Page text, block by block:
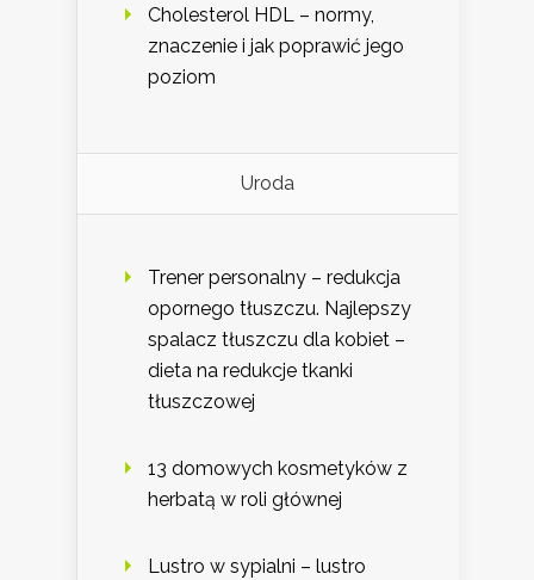
Cholesterol HDL – normy,
znaczenie i jak poprawić jego
poziom
Uroda
Trener personalny – redukcja
opornego tłuszczu. Najlepszy
spalacz tłuszczu dla kobiet –
dieta na redukcje tkanki
tłuszczowej
13 domowych kosmetyków z
herbatą w roli głównej
Lustro w sypialni – lustro